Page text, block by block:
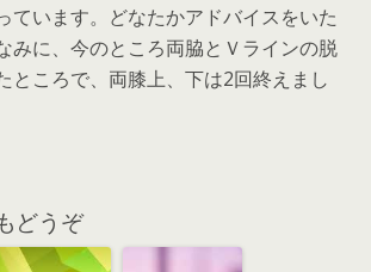
ています。どなたかアドバイスをいた
みに、今のところ両脇とＶラインの脱
ところで、両膝上、下は2回終えまし
どうぞ